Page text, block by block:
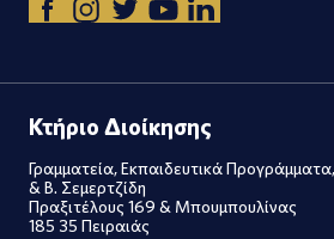
Κτήριο Διοίκησης
Γραμματεία, Εκπαιδευτικά
& Β. Σεμερτζίδη
Πραξιτέλους 169 & Μπουμπουλίνας
185 35 Πειραιάς